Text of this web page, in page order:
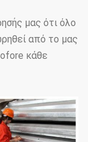
μας ότι όλο
από το μας
κάθε